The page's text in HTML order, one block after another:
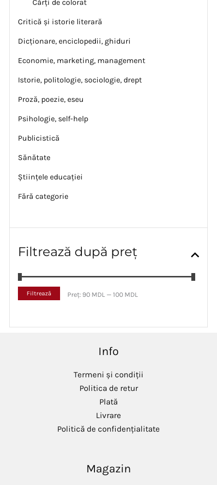
Cărți de colorat
Critică și istorie literară
Dicționare, enciclopedii, ghiduri
Economie, marketing, management
Istorie, politologie, sociologie, drept
Proză, poezie, eseu
Psihologie, self-help
Publicistică
Sănătate
Științele educației
Fără categorie
Filtrează după preț
m
m
Filtrează Preț: 90 MDL —100 MDL
Info
Termeni și condiții
Politica de retur
Plată
Livrare
Politică de confidențialitate
Magazin